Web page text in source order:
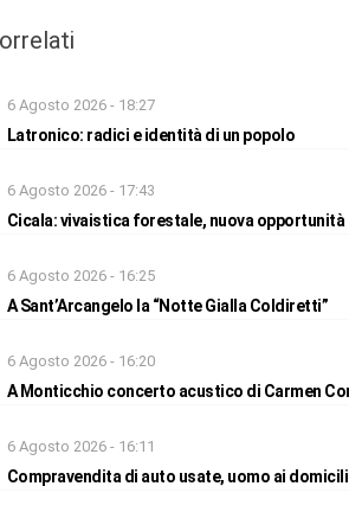
6 Agosto 2026 - 18:27
Latronico: radici e identità di un popolo
6 Agosto 2026 - 17:43
Cicala: vivaistica forestale, nuova opportunità
6 Agosto 2026 - 16:25
A Sant’Arcangelo la “Notte Gialla Coldiretti”
6 Agosto 2026 - 16:20
A Monticchio concerto acustico di Carmen
6 Agosto 2026 - 16:11
Compravendita di auto usate, uomo ai